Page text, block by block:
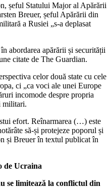
șeful Statului Major al Apărării
Breuer, șeful Apărării din
a Rusiei „s-a deplasat
abordarea apărării și securității
citate de The Guardian.
celor două state cu cele
ci „ca voci ale unei Europe
incomode despre propria
militari.
efort. Reînarmarea (…) este
să-și protejeze poporul și
și Breuer în textul publicat în
de Ucraina
se limitează la conflictul din